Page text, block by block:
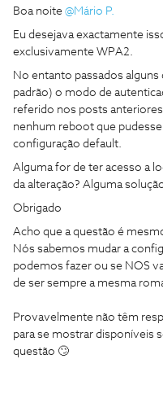
Boa noite @Mário P.
Eu desejava exactamente
exclusivamente WPA2.
No entanto passados
padrão) o modo de
referido nos posts
nenhum reboot que
configuração default.
Alguma for de ter acesso a
da alteração? Alguma
Obrigado
Acho que a questão é
Nós sabemos mudar a
podemos fazer ou se NOS
de ser sempre a mesma
Provavelmente não têm
para se mostrar disponíveis
questão 🙄